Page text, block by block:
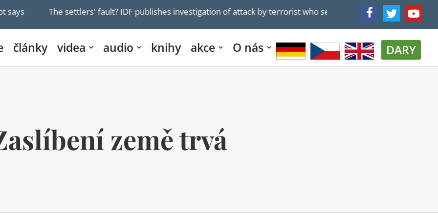
The settlers' fault? IDF publishes investigation of attack by terrorist who seized weapon, killed 2 soldiers
články videa audio knihy akce O nás DARY
země trvá